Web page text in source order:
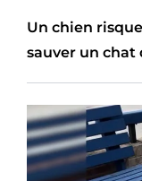
Un chien
sauver un chat